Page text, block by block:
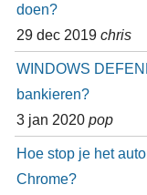
doen?
29 dec 2019 chris
WINDOWS
bankieren?
3 jan 2020 pop
Hoe stop je het
Chrome?